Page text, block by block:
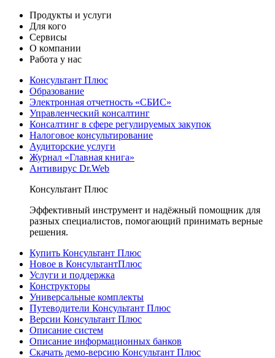
Продукты и услуги
Для кого
Сервисы
О компании
Работа у нас
Консультант Плюс
Образование
Электронная отчетность «СБИС»
Управленческий консалтинг
Консалтинг в сфере регулируемых закупок
Налоговое консультирование
Аудиторские услуги
Журнал «Главная книга»
Антивирус Dr.Web
Консультант Плюс
Эффективный инструмент и надёжный помощник для
разных специалистов, помогающий принимать верные
решения.
Купить Консультант Плюс
Новое в КонсультантПлюс
Услуги и поддержка
Конструкторы
Универсальные комплекты
Путеводители Консультант Плюс
Версии Консультант Плюс
Описание систем
Описание информационных банков
Скачать демо-версию Консультант Плюс